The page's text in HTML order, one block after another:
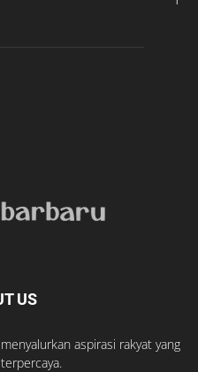
US
aspirasi rakyat yang